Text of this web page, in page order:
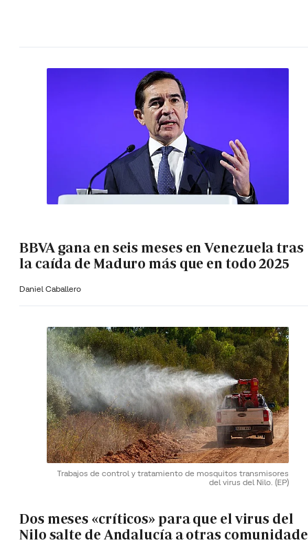
BBVA gana en seis meses en Venezuela tras
la caída de Maduro más que en todo 2025
Daniel Caballero
Trabajos de control y tratamiento de mosquitos transmisores
del virus del Nilo. (EP)
Dos meses «críticos» para que el virus del
Nilo salte de Andalucía a otras